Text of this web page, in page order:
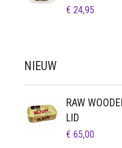
€ 24,95
NIEUW
RAW
LID
€ 65,00